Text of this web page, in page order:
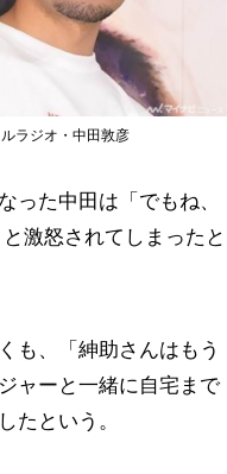
ラジオ・中田敦彦
った中田は「でもね、
激怒されてしまったと
も、「紳助さんはもう
ャーと一緒に自宅まで
たという。